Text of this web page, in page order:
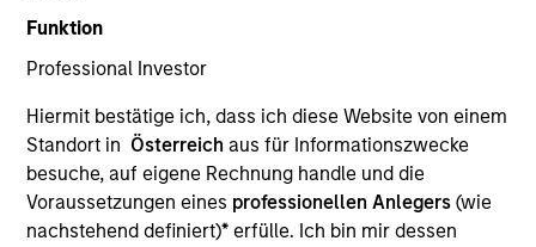
Funktion
Professional Investor
Hiermit bestätige ich, dass ich diese Website von einem
Standort in Österreich aus für Informationszwecke
besuche, auf eigene Rechnung handle und die
Voraussetzungen eines professionellen Anlegers(wie
nachstehend definiert)* erfülle. Ich bin mir dessen
16 Years
TEAM
Morgan Stanley Private Equity Solutions Team